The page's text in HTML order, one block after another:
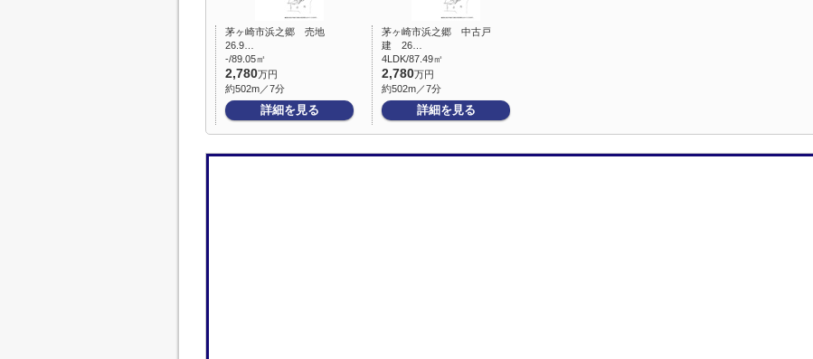
茅ヶ崎市浜之郷 売地
26.9…
-/89.05㎡
2,780万円
約502m／7分
詳細を見る
茅ヶ崎市浜之郷 中古戸
建 26…
4LDK/87.49㎡
2,780万円
約502m／7分
詳細を見る